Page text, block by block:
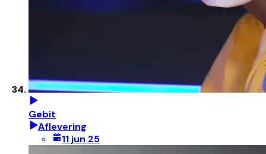
Gebit
Aflevering
11 jun 25